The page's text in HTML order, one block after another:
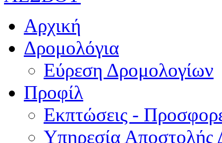
Αρχική
Δρομολόγια
Εύρεση Δρομολογίων
Προφίλ
Εκπτώσεις -
Υπηρεσία Αποστολής